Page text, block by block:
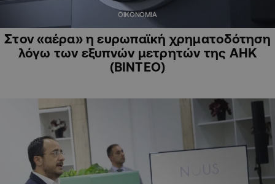
ΟΙΚΟΝΟΜΙΑ
Στον «αέρα» η ευρωπαϊκή χρηματοδότηση
λόγω των εξυπνών μετρητών της ΑΗΚ
(ΒΙΝΤΕΟ)